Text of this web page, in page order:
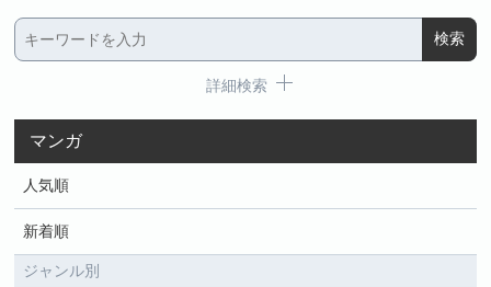
詳細検索
マンガ
人気順
新着順
ジャンル別